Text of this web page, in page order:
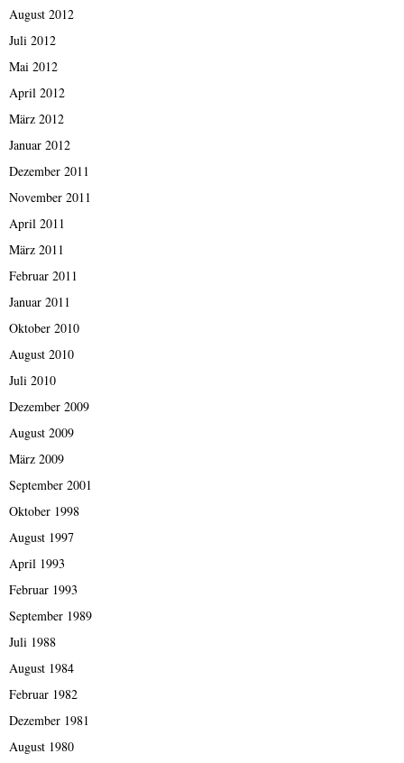
August 2012
Juli 2012
Mai 2012
April 2012
März 2012
Januar 2012
Dezember 2011
November 2011
April 2011
März 2011
Februar 2011
Januar 2011
Oktober 2010
August 2010
Juli 2010
Dezember 2009
August 2009
März 2009
September 2001
Oktober 1998
August 1997
April 1993
Februar 1993
September 1989
Juli 1988
August 1984
Februar 1982
Dezember 1981
August 1980